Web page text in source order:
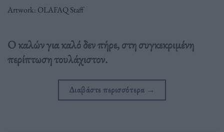
Artwork: OLAFAQ Staff
Ο καλών για καλό δεν πήρε, στη συγκεκριμένη
περίπτωση τουλάχιστον.
Διαβάστε περισσότερα →